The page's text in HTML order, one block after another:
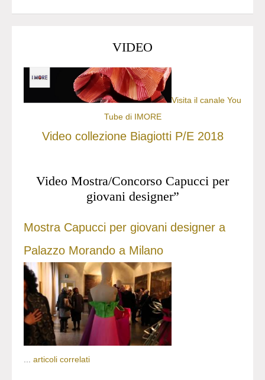
VIDEO
Visita il canale You
Tube di IMORE
Video collezione Biagiotti P/E 2018
Video Mostra/Concorso Capucci per
giovani designer”
Mostra Capucci per giovani designer a
Palazzo Morando a Milano
articoli correlati